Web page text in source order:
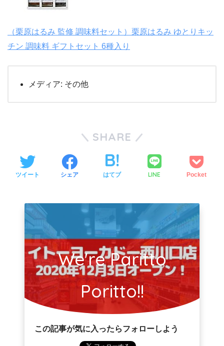
（栗原はるみ 監修 調味料セット）栗原はるみ ゆとりキッ
チン 調味料 ギフトセット 6種入り
メディア: その他
SHARE
ツイート シェア はてブ LINE Pocket
We're Paritto
Poritto!!
この記事が気に入ったらフォローしよう